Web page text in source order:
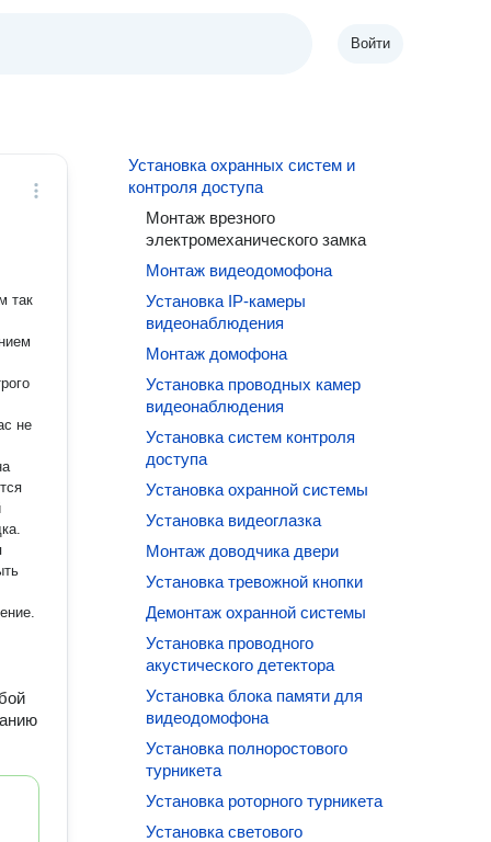
Войти
так
не
Установка охранных систем и
контроля доступа
Монтаж врезного
электромеханического замка
Монтаж видеодомофона
Установка IP-камеры
видеонаблюдения
Монтаж домофона
Установка проводных камер
видеонаблюдения
Установка систем контроля
доступа
Установка охранной системы
Установка видеоглазка
Монтаж доводчика двери
Установка тревожной кнопки
Демонтаж охранной системы
Установка проводного
акустического детектора
Установка блока памяти для
видеодомофона
Установка полноростового
турникета
Установка роторного турникета
Установка светового